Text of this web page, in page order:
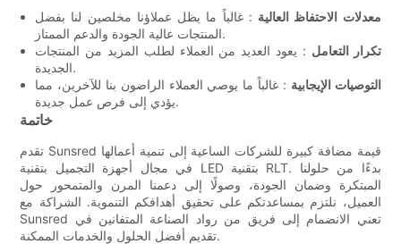
معدلات الاحتفاظ العالية : غالباً ما يظل عملاؤنا مخلصين لنا بفضل
المنتجات عالية الجودة والدعم الممتاز.
تكرار التعامل : يعود العديد من العملاء لطلب المزيد من المنتجات
الجديدة.
التوصيات الإيجابية : غالباً ما يوصي العملاء الراضون بنا للآخرين، مما
يؤدي إلى فرص عمل جديدة.
خاتمة
تقدم Sunsred قيمة مضافة كبيرة للشركات الساعية إلى تنمية أعمالها
في مجال أجهزة التجميل بتقنية LED بتقنية RLT. بدءًا من حلولنا
المبتكرة وضمان الجودة، وصولًا إلى دعمنا المرن والمتمحور حول
العميل، نلتزم بمساعدتكم على تحقيق أهدافكم التنموية. الشراكة مع
Sunsred تعني الانضمام إلى فريق من رواد الصناعة المتفانين في
تقديم أفضل الحلول والخدمات الممكنة.